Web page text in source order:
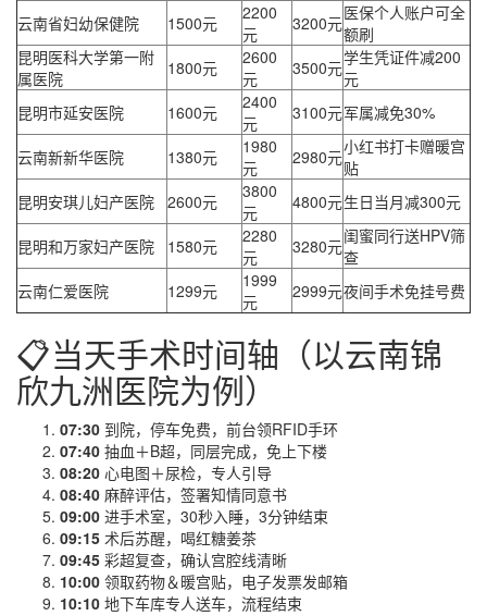
云南省妇幼保健院
1500元
2200
元
3200元医保个人账户可全
额刷
昆明医科大学第一附
属医院
1800元
2600
元
3500元学生凭证件减200
元
昆明市延安医院
1600元
2400
元
3100元军属减免30%
云南新新华医院 1380元
1980
元
2980元小红书打卡赠暖宫
贴
昆明安琪儿妇产医院 2600元
3800
元
4800元生日当月减300元
昆明和万家妇产医院 1580元
2280
元
3280元闺蜜同行送HPV筛
查
云南仁爱医院
1299元
1999
元
2999元夜间手术免挂号费
📋当天手术时间轴（以云南锦
欣九洲医院为例）
07:30 到院，停车免费，前台领RFID手环
07:40 抽血＋B超，同层完成，免上下楼
08:20 心电图＋尿检，专人引导
08:40 麻醉评估，签署知情同意书
09:00 进手术室，30秒入睡，3分钟结束
09:15 术后苏醒，喝红糖姜茶
09:45 彩超复查，确认宫腔线清晰
10:00 领取药物＆暖宫贴，电子发票发邮箱
10:10 地下车库专人送车，流程结束